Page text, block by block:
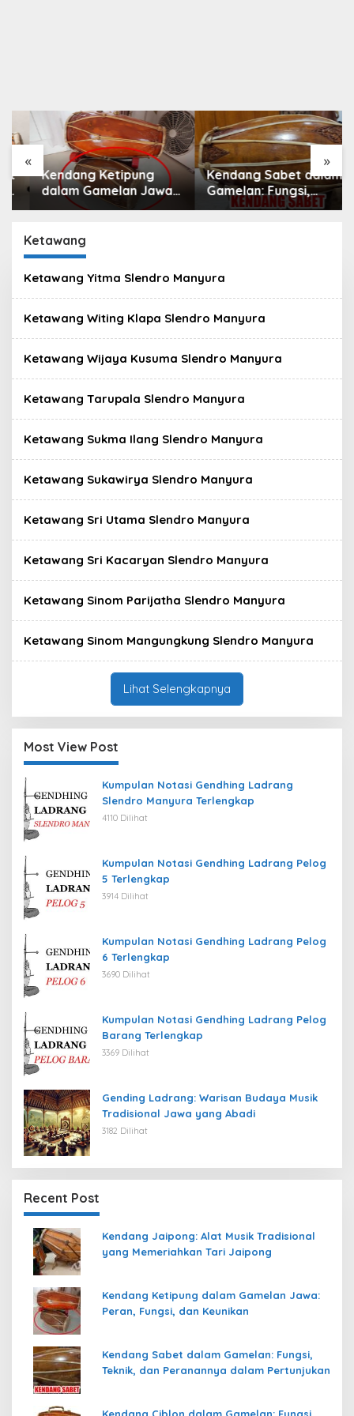
« »
Kendang Ketipung
dalam Gamelan Jawa:
Peran, Fungsi, dan
Kendang Sabet dalam
Gamelan: Fungsi,
Teknik, dan
Ketawang
Ketawang Yitma Slendro Manyura
Ketawang Witing Klapa Slendro Manyura
Ketawang Wijaya Kusuma Slendro Manyura
Ketawang Tarupala Slendro Manyura
Ketawang Sukma Ilang Slendro Manyura
Ketawang Sukawirya Slendro Manyura
Ketawang Sri Utama Slendro Manyura
Ketawang Sri Kacaryan Slendro Manyura
Ketawang Sinom Parijatha Slendro Manyura
Ketawang Sinom Mangungkung Slendro Manyura
Lihat Selengkapnya
Most View Post
Kumpulan Notasi Gendhing Ladrang
Slendro Manyura Terlengkap
4110 Dilihat
Kumpulan Notasi Gendhing Ladrang Pelog
5 Terlengkap
3914 Dilihat
Kumpulan Notasi Gendhing Ladrang Pelog
6 Terlengkap
3690 Dilihat
Kumpulan Notasi Gendhing Ladrang Pelog
Barang Terlengkap
3369 Dilihat
Gending Ladrang: Warisan Budaya Musik
Tradisional Jawa yang Abadi
3182 Dilihat
Recent Post
Kendang Jaipong: Alat Musik Tradisional
yang Memeriahkan Tari Jaipong
Kendang Ketipung dalam Gamelan Jawa:
Peran, Fungsi, dan Keunikan
Kendang Sabet dalam Gamelan: Fungsi,
Teknik, dan Peranannya dalam Pertunjukan